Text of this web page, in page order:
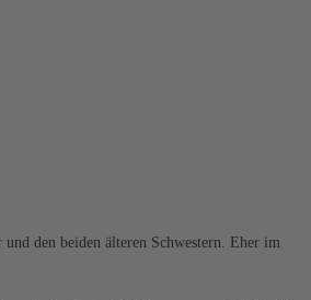
den beiden älteren Schwestern. Eher im